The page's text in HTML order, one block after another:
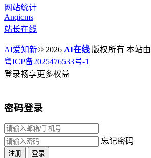
网站统计
Anqicms
站长在线
AI爱知新© 2026 AI在线 版权所有 本站由
粤ICP备2025476533号-1
登录畅享更多权益
密码登录
忘记密码
注册 登录